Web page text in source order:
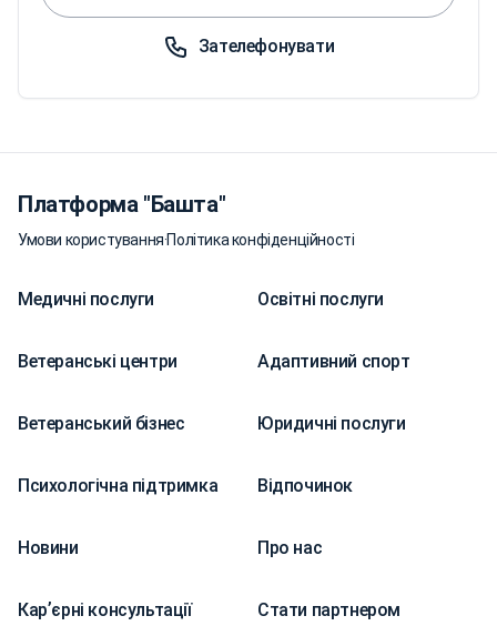
Зателефонувати
Платформа "Башта"
Умови користування·Політика конфіденційності
Медичні послуги Освітні послуги
Ветеранські центри Адаптивний спорт
Ветеранський бізнес Юридичні послуги
Психологічна підтримка Відпочинок
Новини Про нас
Карʼєрні консультації Стати партнером